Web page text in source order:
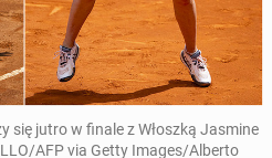
się jutro w finale z Włoszką Jasmine
AFP via Getty Images/Alberto